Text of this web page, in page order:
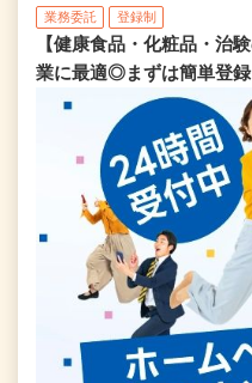
業務委託 登録制
【健康食品・化粧品・治
業に最適◎まずは簡単登録